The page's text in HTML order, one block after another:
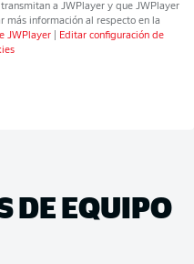
a JWPlayery que JWPlayer
más información al respecto en la
JWPlayer
Editar configuración de
DE EQUIPO